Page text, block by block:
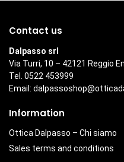
Contact us
Dalpasso srl
Via Turri, 10 – 42121 Reggio
Tel. 0522 453999
Email:
Information
Ottica Dalpasso – Chi siamo
Sales terms and conditions